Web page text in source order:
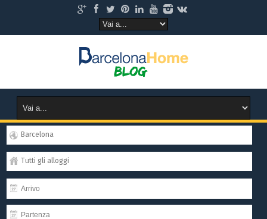
Barcelona
Tutti gli alloggi